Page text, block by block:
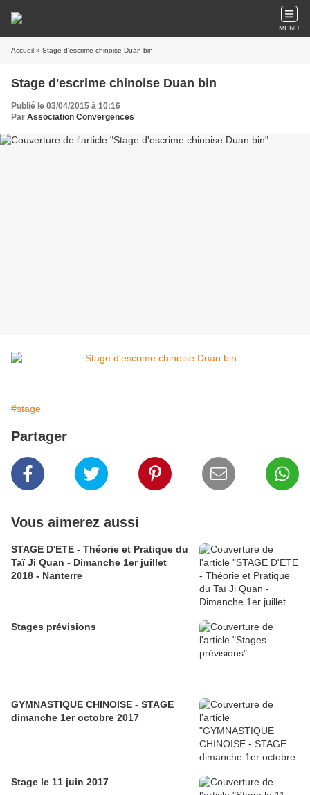
MENU
Accueil » Stage d'escrime chinoise Duan bin
Stage d'escrime chinoise Duan bin
Publié le 03/04/2015 à 10:16
Par Association Convergences
#stage
Partager
Vous aimerez aussi
STAGE D'ETE - Théorie et Pratique du
Taï Ji Quan - Dimanche 1er juillet
2018 - Nanterre
Stages prévisions
GYMNASTIQUE CHINOISE - STAGE
dimanche 1er octobre 2017
Stage le 11 juin 2017